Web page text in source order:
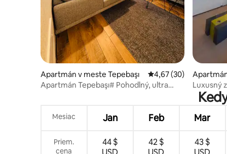
Apartmán v meste Tepebaşı Priemerné
4,67 (30)
Apartmán Tepebaşı# Pohodlný, ultra
arı
Luxusný
Mesiac Jan Feb Mar
Priem.
cena
44 $
42 $
43 $